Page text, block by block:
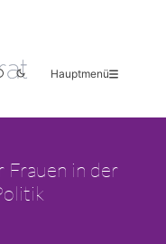
Hauptmenü
in der